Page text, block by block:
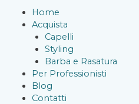
-
f
Home
Acquista
Capelli
Styling
Barba e Rasatura
Per Professionisti
Blog
Contatti